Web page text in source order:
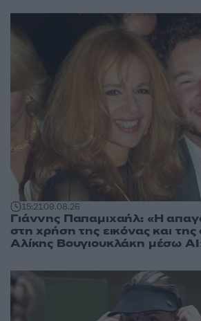
15:2109.08.26
Γιάννης Παπαμιχαήλ: «Η
στη χρήση της εικόνας και
Αλίκης Βουγιουκλάκη μέσω